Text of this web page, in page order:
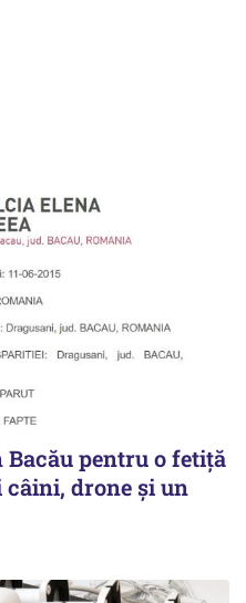
pentru o fetiță
câini, drone și un